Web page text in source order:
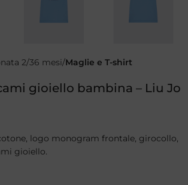
2/36 mesi Maglie e T-shirt
gioiello bambina – Liu Jo
logo monogram frontale, girocollo,
gioiello.